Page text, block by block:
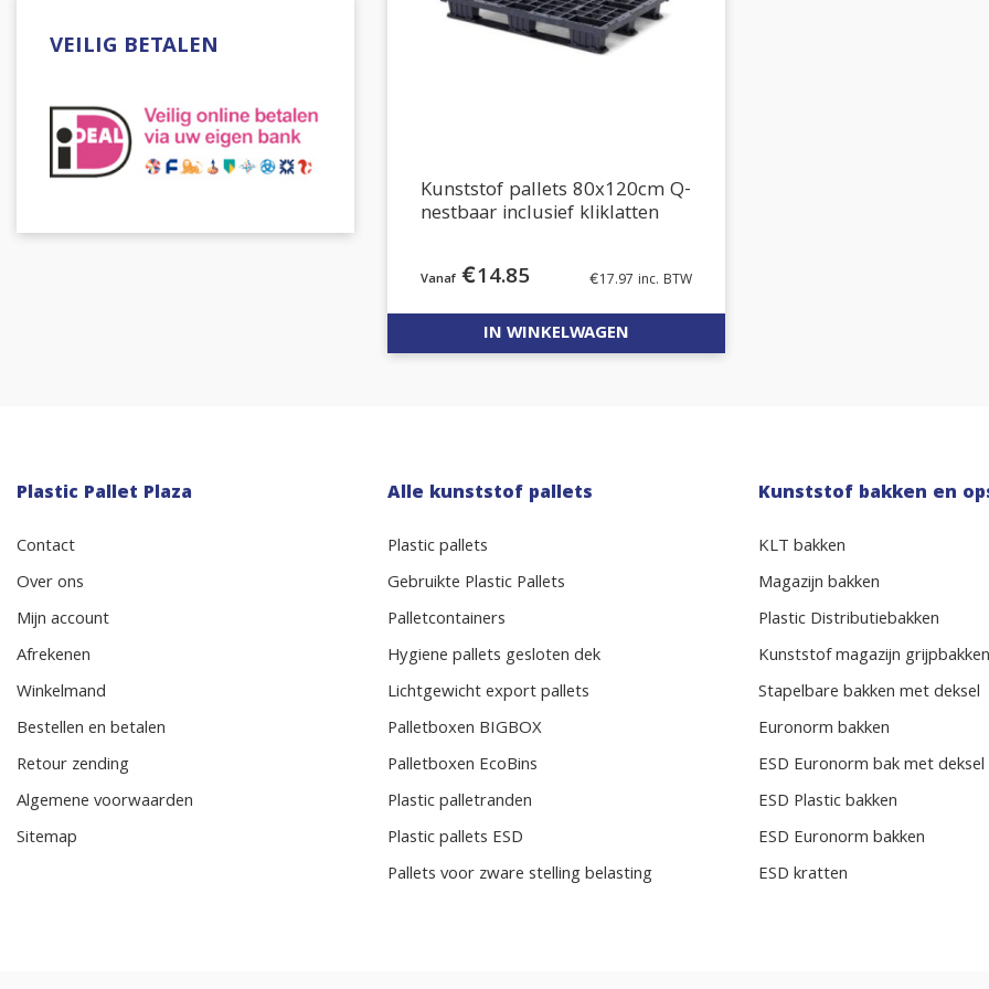
VEILIG BETALEN
Kunststof pallets 80x120cm Q-
nestbaar inclusief kliklatten
€14.85 €17.97 inc. BTW
IN WINKELWAGEN
Plastic Pallet Plaza
Contact
Over ons
Mijn account
Afrekenen
Winkelmand
Bestellen en betalen
Retour zending
Algemene voorwaarden
Sitemap
Alle kunststof pallets
Plastic pallets
Gebruikte Plastic Pallets
Palletcontainers
Hygiene pallets gesloten dek
Lichtgewicht export pallets
Palletboxen BIGBOX
Palletboxen EcoBins
Plastic palletranden
Plastic pallets ESD
Pallets voor zware stelling belasting
Kunststof bakken en
KLT bakken
Magazijn bakken
Plastic Distributiebakken
Kunststof magazijn grijpbakken
Stapelbare bakken met deksel
Euronorm bakken
ESD Euronorm bak met deksel
ESD Plastic bakken
ESD Euronorm bakken
ESD kratten